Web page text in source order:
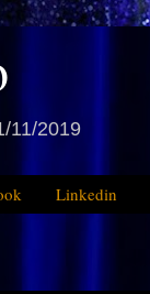
11/2019
Linkedin